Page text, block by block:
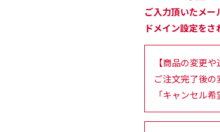
ご入力頂いたメー
ドメイン設定を
【商品の変更
ご注文完了後の
「キャンセル